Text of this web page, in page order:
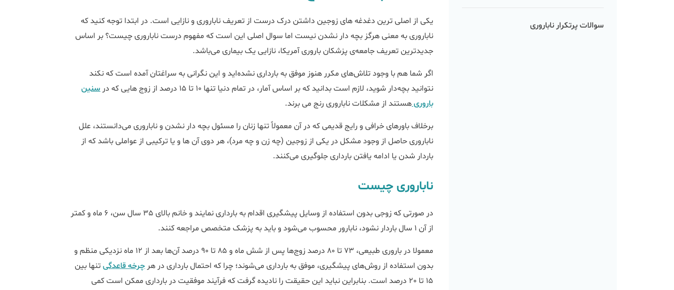
سوالات پرتکرار ناباروری
یکی از اصلی ترین دغدغه های زوجین داشتن درک درست از تعریف ناباروری و نازایی است. در ابتدا توجه کنید که
ناباروری به معنی هرگز بچه دار نشدن نیست اما سوال اصلی این است که مفهوم درست ناباروری چیست؟ بر اساس
جدیدترین تعریف جامعه‌ی پزشکان باروری آمریکا، نازایی یک بیماری می‌باشد.
اگر شما هم با وجود تلاش‌های مکرر هنوز موفق به بارداری نشده‌اید و این نگرانی به سراغتان آمده است که نکند
نتوانید بچه‌دار شوید، لازم است بدانید که بر اساس آمار، در تمام دنیا تنها 10 تا 15 درصد از زوج‌ هایی که در
سنین
باروریهستند از مشکلات ناباروری رنج می ‌برند.
برخلاف باورهای خرافی و رایج قدیمی ‌‌که در آن معمولاً تنها زنان را مسئول بچه‌ دار نشدن و ناباروری می‌دانستند، علل
ناباروری حاصل از وجود مشکل در یکی از زوجین (چه زن و چه مرد)، هر دوی آن‌ ها و یا ترکیبی از عواملی باشد که از
باردار شدن یا ادامه یافتن بارداری جلوگیری می‌کنند.
ناباروری چیست
در صورتی که زوجی بدون استفاده از وسایل پیشگیری اقدام به بارداری نمایند و خانم بالای 35 سال سن، 6 ماه و کمتر
از آن 1 سال باردار نشود، نابارور محسوب می‌شود و باید به پزشک متخصص مراجعه کنند.
معمولا در باروری طبیعی، 73 تا 80 درصد زوج‌ها پس از شش ماه و 85 تا 90 درصد آن‌ها بعد از 12 ماه نزدیکی منظم و
بدون استفاده از روش‌های پیشگیری، موفق به بارداری می‌شوند؛ چرا که احتمال بارداری در هرچرخه قاعدگیتنها بین
15 تا 20 درصد است. بنابراین نباید این حقیقت را نادیده گرفت که فرآیند موفقیت در بارداری ممکن است کمی